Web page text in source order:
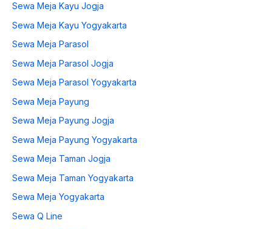
Sewa Meja Kayu Jogja
Sewa Meja Kayu Yogyakarta
Sewa Meja Parasol
Sewa Meja Parasol Jogja
Sewa Meja Parasol Yogyakarta
Sewa Meja Payung
Sewa Meja Payung Jogja
Sewa Meja Payung Yogyakarta
Sewa Meja Taman Jogja
Sewa Meja Taman Yogyakarta
Sewa Meja Yogyakarta
Sewa Q Line